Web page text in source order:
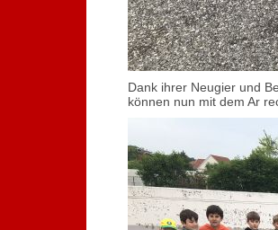
Dank ihrer Neugier und
können nun mit dem Ar